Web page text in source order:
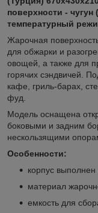
поверхности - чугун
температурный
Жарочная
для обжарки и
овощей, а также для
горячих сэндвичей.
кафе, гриль-барах,
фуд.
Модель оснащена
боковыми и задним
нескользящими
Особенности:
корпус
материал
емкость для